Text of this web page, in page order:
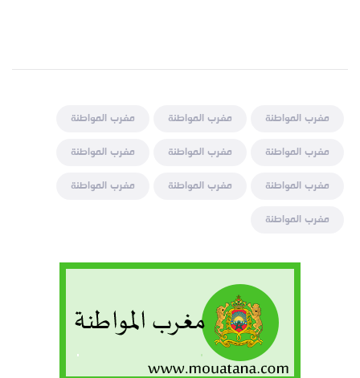
مغرب المواطنة مغرب المواطنة
مغرب المواطنة
مغرب المواطنة
مغرب المواطنة
مغرب المواطنة
مغرب المواطنة
مغرب المواطنة
مغرب المواطنة
مغرب المواطنة